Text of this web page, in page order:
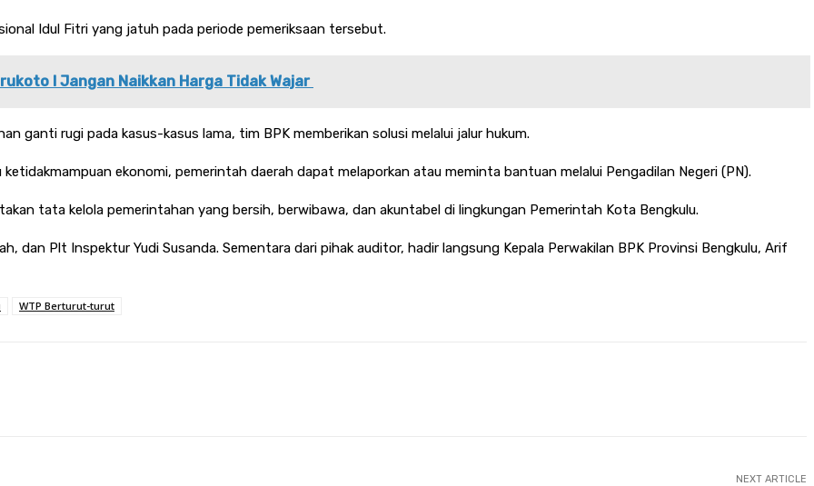
Idul Fitri yang jatuh pada periode pemeriksaan tersebut.
l Jangan Naikkan Harga Tidak Wajar
ganti rugi pada kasus-kasus lama, tim BPK memberikan solusi melalui jalur hukum.
ekonomi, pemerintah daerah dapat melaporkan atau meminta bantuan melalui Pengadilan Negeri (PN).
tata kelola pemerintahan yang bersih, berwibawa, dan akuntabel di lingkungan Pemerintah Kota Bengkulu.
dan Plt Inspektur Yudi Susanda. Sementara dari pihak auditor, hadir langsung Kepala Perwakilan BPK Provinsi Bengkulu, Arif
WTP Berturut-turut
NEXT ARTICLE